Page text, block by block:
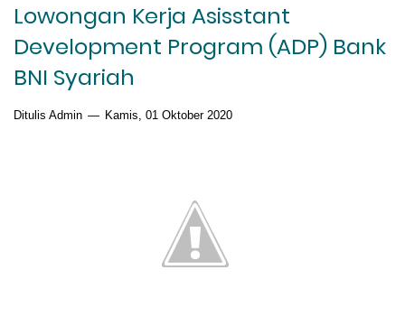
Lowongan Kerja Asisstant
Development Program (ADP) Bank
BNI Syariah
Ditulis Admin Kamis, 01 Oktober 2020